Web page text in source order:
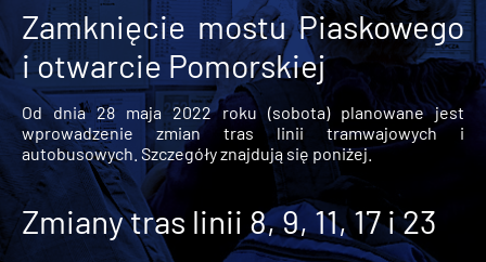
Zamknięcie mostu Piaskowego
i otwarcie Pomorskiej
Od dnia 28 maja 2022 roku (sobota) planowane jest
wprowadzenie zmian tras linii tramwajowych i
autobusowych. Szczegóły znajdują się poniżej.
Zmiany tras linii 8, 9, 11, 17 i 23